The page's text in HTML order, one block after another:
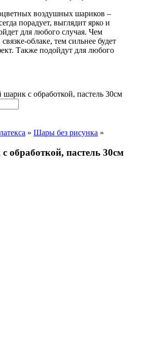
воздушных шариков –
порадует, выглядит ярко и
для любого случая. Чем
облаке, тем сильнее будет
Также подойдут для любого
с обработкой, пастель 30см
» Шары без рисунка »
обработкой, пастель 30см